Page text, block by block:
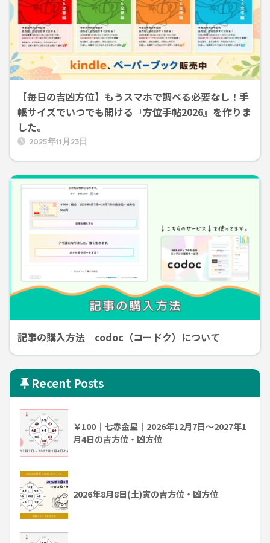
【毎日の吉凶方位】もうスマホで調べる必要なし！手
帳サイズでいつでも開ける『方位手帖2026』を作りま
した。
2025年11月23日
記事の購入方法｜codoc（コードク）について
Recent Posts
￥100｜七赤金星｜2026年12月7日～2027年1
月4日の吉方位・凶方位
2026年8月8日(土)寅の吉方位・凶方位